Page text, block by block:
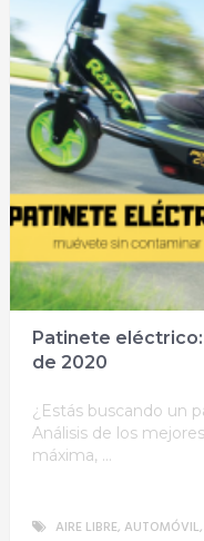
Patinete
de 2020
¿Estás buscando un
Análisis de los
máxima, …
AIRE LIBRE, AUTOMÓVIL,